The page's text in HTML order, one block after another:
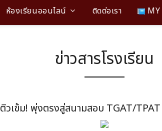
ห้องเรียนออนไลน์ ติดต่อเรา
ข่าวสารโรงเรียน
ติวเข้ม! พุ่งตรงสู่สนามสอบ TGAT/